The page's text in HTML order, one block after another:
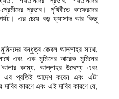
প্রভাব। পৃথিবীতে কাফেরদের
এর চেয়ে বড় ফ্যাসাদ আর কিছু
বন্ধুত্ব কেবল আল্লাহর সাথে,
এবং এক মুমিনের আরেক মুমিনের
কাম্য, আল্লাহর উদ্দেশ্য এবং
এর প্রতিই আদেশ করেন এবং এটা
কারণে এবং এই দাবির কারণে যে,